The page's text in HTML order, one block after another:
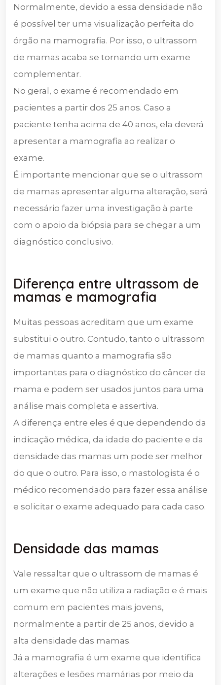
Normalmente, devido a essa densidade não
é possível ter uma visualização perfeita do
órgão na mamografia. Por isso, o ultrassom
de mamas acaba se tornando um exame
complementar.
No geral, o exame é recomendado em
pacientes a partir dos 25 anos. Caso a
paciente tenha acima de 40 anos, ela deverá
apresentar a mamografia ao realizar o
exame.
É importante mencionar que se o ultrassom
de mamas apresentar alguma alteração, será
necessário fazer uma investigação à parte
com o apoio da biópsia para se chegar a um
diagnóstico conclusivo.
Diferença entre ultrassom de
mamas e mamografia
Muitas pessoas acreditam que um exame
substitui o outro. Contudo, tanto o ultrassom
de mamas quanto a mamografia são
importantes para o diagnóstico do câncer de
mama e podem ser usados juntos para uma
análise mais completa e assertiva.
A diferença entre eles é que dependendo da
indicação médica, da idade do paciente e da
densidade das mamas um pode ser melhor
do que o outro. Para isso, o mastologista é o
médico recomendado para fazer essa análise
e solicitar o exame adequado para cada caso.
Densidade das mamas
Vale ressaltar que o ultrassom de mamas é
um exame que não utiliza a radiação e é mais
comum em pacientes mais jovens,
normalmente a partir de 25 anos, devido a
alta densidade das mamas.
Já a mamografia é um exame que identifica
alterações e lesões mamárias por meio da